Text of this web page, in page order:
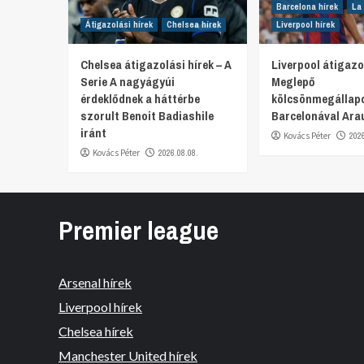
Átigazolási hírek Chelsea hírek
Chelsea átigazolási hírek – A
Serie A nagyágyúi
érdeklődnek a háttérbe
szorult Benoit Badiashile
iránt
Kovács Péter 2026.08.08.
Barcelona hírek
La
Liverpool hírek
Liverpool
Meglepő
Barcelonával
Kovács Péter
Premier league
Arsenal hírek
Liverpool hírek
Chelsea hírek
Manchester United hírek